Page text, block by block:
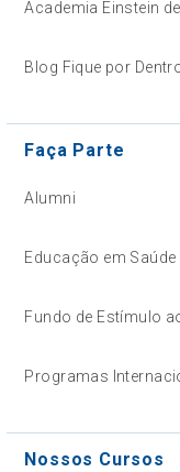
Academia Einstein
Blog Fique por
Faça Parte
Alumni
Educação em
Fundo de Estímulo
Programas
Nossos Cursos